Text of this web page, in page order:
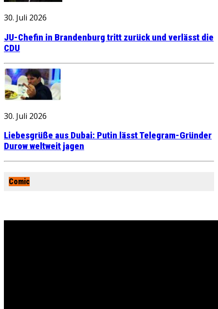
30. Juli 2026
JU-Chefin in Brandenburg tritt zurück und verlässt die
CDU
30. Juli 2026
Liebesgrüße aus Dubai: Putin lässt Telegram-Gründer
Durow weltweit jagen
Comic